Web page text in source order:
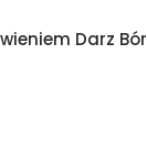
Darz Bór